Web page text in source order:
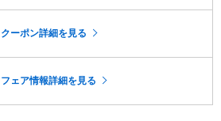
クーポン詳細を見る
フェア情報詳細を見る